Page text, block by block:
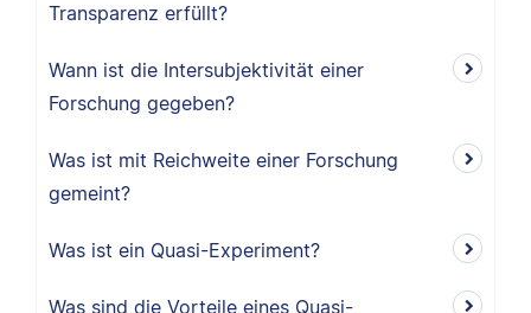
Transparenz erfüllt?
Wann ist die Intersubjektivität einer
Forschung gegeben?
Was ist mit Reichweite einer Forschung
gemeint?
Was ist ein Quasi-Experiment?
Was sind die Vorteile eines Quasi-